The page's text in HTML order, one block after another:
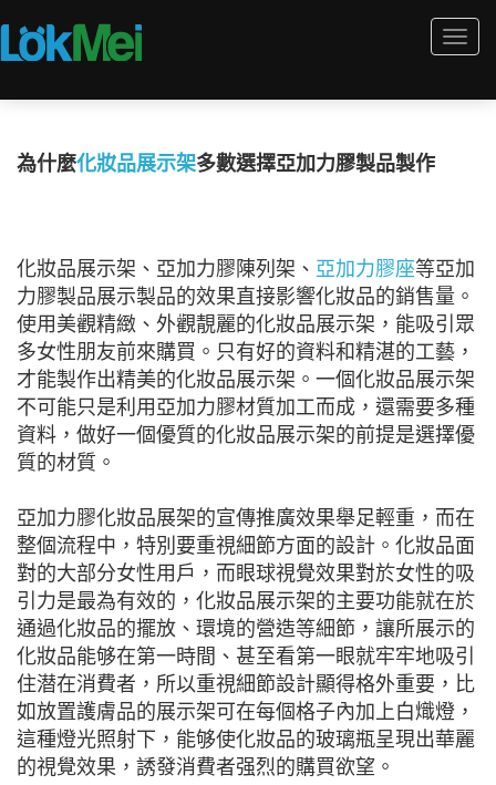
為什麼化妝品展示架多數選擇亞加力膠製品製作
化妝品展示架、亞加力膠陳列架、 亞加力膠座等亞加
力膠製品展示製品的效果直接影響化妝品的銷售量。
使用美觀精緻、外觀靚麗的化妝品展示架，能吸引眾
多女性朋友前來購買。只有好的資料和精湛的工藝，
才能製作出精美的化妝品展示架。一個化妝品展示架
不可能只是利用亞加力膠材質加工而成，還需要多種
資料，做好一個優質的化妝品展示架的前提是選擇優
質的材質。
亞加力膠化妝品展架的宣傳推廣效果舉足輕重，而在
整個流程中，特別要重視細節方面的設計。化妝品面
對的大部分女性用戶，而眼球視覺效果對於女性的吸
引力是最為有效的，化妝品展示架的主要功能就在於
通過化妝品的擺放、環境的營造等細節，讓所展示的
化妝品能够在第一時間、甚至看第一眼就牢牢地吸引
住潜在消費者，所以重視細節設計顯得格外重要，比
如放置護膚品的展示架可在每個格子內加上白熾燈，
這種燈光照射下，能够使化妝品的玻璃瓶呈現出華麗
的視覺效果，誘發消費者强烈的購買欲望。